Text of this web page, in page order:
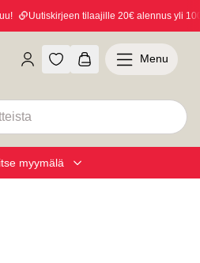
Uutiskirjeen tilaajille 20€ alennus yli
myymälä
Menu